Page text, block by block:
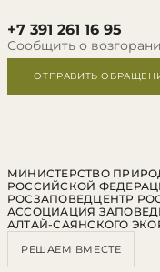
+7 391 261 16 95
Сообщить о
ОТПРАВИТЬ
МИНИСТЕРСТВО
РОССИЙСКОЙ
РОСЗАПОВЕДЦЕНТР
АССОЦИАЦИЯ
АЛТАЙ-САЯНСКОГО
РЕШАЕМ ВМЕСТЕ